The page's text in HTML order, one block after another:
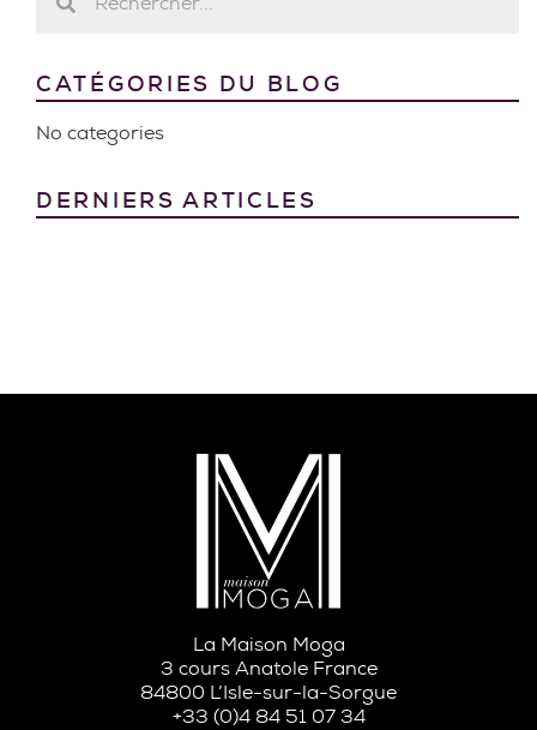
CATÉGORIES DU BLOG
No categories
DERNIERS ARTICLES
La Maison Moga
3 cours Anatole France
84800 L’Isle-sur-la-Sorgue
+33 (0)4 84 51 07 34